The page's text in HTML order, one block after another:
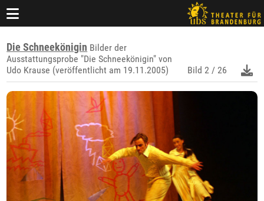
Die Schneekönigin Bilder der
Ausstattungsprobe "Die Schneekönigin" von
Udo Krause (veröffentlicht am 19.11.2005)
Bild 2 / 26